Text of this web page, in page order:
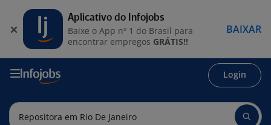
Login
Aplicativo do Infojobs
Baixe o App nº 1 do Brasil para
encontrar empregos GRÁTIS!!
BAIXAR